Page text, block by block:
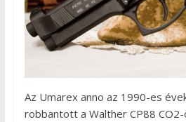
Az Umarex anno az 1990-es
robbantott a Walther CP88